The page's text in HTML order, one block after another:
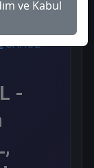
SAHOL
-
Kabul